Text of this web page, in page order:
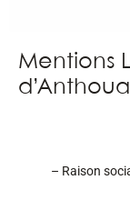
Mentions
– Raison